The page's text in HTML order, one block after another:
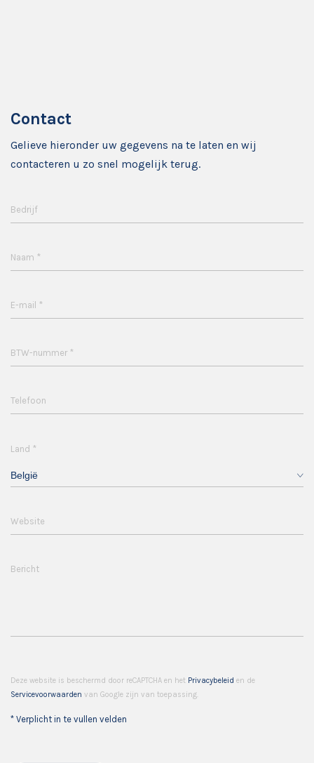
Contact
Gelieve hieronder uw gegevens na te laten en wij
contacteren u zo snel mogelijk terug.
Bedrijf
Naam *
E-mail *
BTW-nummer *
Telefoon
Land *
België
Website
Bericht
Deze website is beschermd door reCAPTCHA en het Privacybeleid en de
Servicevoorwaarden van Google zijn van toepassing.
* Verplicht in te vullen velden